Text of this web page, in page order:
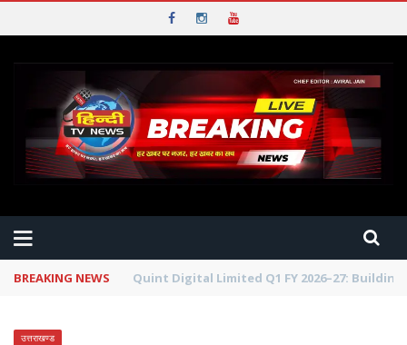
BREAKING NEWS Shrewsbury International School India
उत्तराखण्ड